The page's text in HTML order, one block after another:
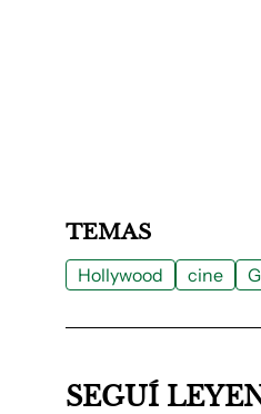
TEMAS
Hollywood cine
SEGUÍ